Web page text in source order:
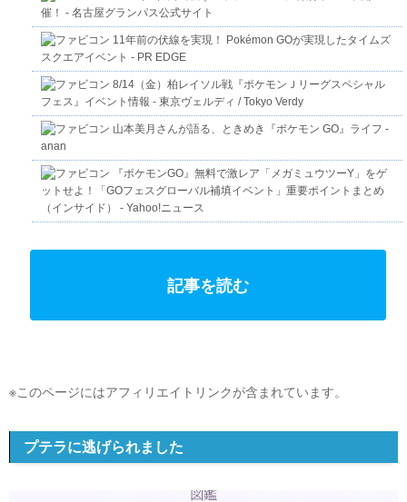
催！ - 名古屋グランパス公式サイト
11年前の伏線を実現！ Pokémon GOが実現したタイムズ
スクエアイベント - PR EDGE
8/14（金）柏レイソル戦『ポケモンＪリーグスペシャル
フェス』イベント情報 - 東京ヴェルディ / Tokyo Verdy
山本美月さんが語る、ときめき『ポケモン GO』ライフ -
anan
『ポケモンGO』無料で激レア「メガミュウツーY」をゲ
ットせよ！「GOフェスグローバル補填イベント」重要ポイントまとめ
（インサイド） - Yahoo!ニュース
記事を読む
※このページにはアフィリエイトリンクが含まれています。
プテラに逃げられました